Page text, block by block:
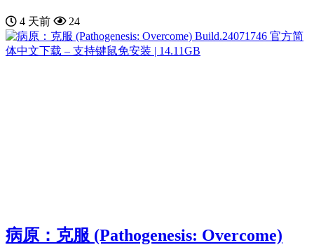
4 天前 24
病原：克服 (Pathogenesis: Overcome)